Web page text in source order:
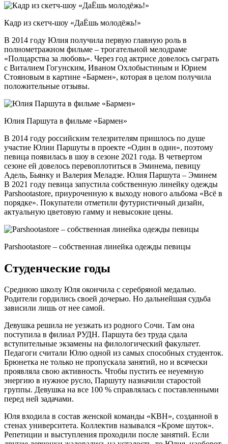
Кадр из скетч-шоу «ДаЁшь молодёжь!»
В 2014 году Юлия получила первую главную роль в
полнометражном фильме – трогательной мелодраме
«Полцарства за любовь». Через год актрисе довелось сыграть
с Виталием Гогунским, Иваном Охлобыстиным и Юрием
Стояновым в картине «Бармен», которая в целом получила
положительные отзывы.
Юлия Паршута в фильме «Бармен»
В 2014 году российским телезрителям пришлось по душе
участие Юлии Паршуты в проекте «Один в один», поэтому
певица появилась в шоу в сезоне 2021 года. В четвертом
сезоне ей довелось перевоплотиться в Эминема, певицу
Адель, Бьянку и Валерия Меладзе. Юлия Паршута – Эминем
В 2021 году певица запустила собственную линейку одежды
Parshootastore, приуроченную к выходу нового альбома «Всё в
порядке». Покупатели отметили футуристичный дизайн,
актуальную цветовую гамму и невысокие цены.
Parshootastore – собственная линейка одежды певицы
Студенческие годы
Среднюю школу Юля окончила с серебряной медалью.
Родители гордились своей дочерью. Но дальнейшая судьба
зависили лишь от нее самой.
Девушка решила не уезжать из родного Сочи. Там она
поступила в филиал РУДН. Паршута без труда сдала
вступительные экзамены на филологический факультет.
Педагоги считали Юлю одной из самых способных студенток.
Брюнетка не только не пропускала занятий, но и всячески
проявляла свою активность. Чтобы пустить ее неуемную
энергию в нужное русло, Паршуту назначили старостой
группы. Девушка на все 100 % справлялась с поставленными
перед ней задачами.
Юля входила в состав женской команды «КВН», созданной в
стенах университета. Коллектив назывался «Кроме шуток».
Репетиции и выступления проходили после занятий. Если